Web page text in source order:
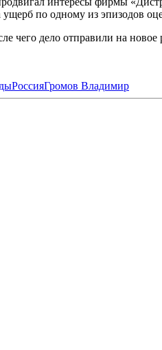
по одному из эпизодов
чего дело отправили на
РоссияГромов Владимир